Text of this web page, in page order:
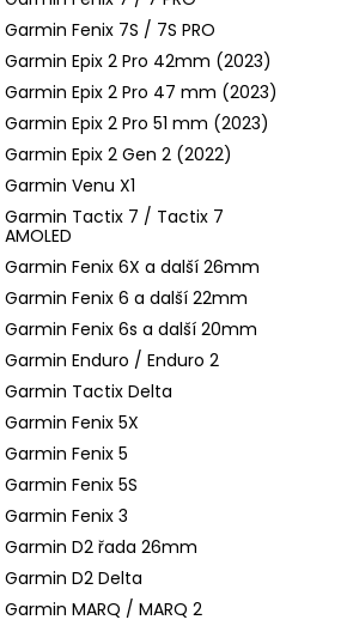
Garmin Fenix 7S / 7S PRO
Garmin Epix 2 Pro 42mm (2023)
Garmin Epix 2 Pro 47 mm (2023)
Garmin Epix 2 Pro 51 mm (2023)
Garmin Epix 2 Gen 2 (2022)
Garmin Venu X1
Garmin Tactix 7 / Tactix 7
AMOLED
Garmin Fenix 6X a další 26mm
Garmin Fenix 6 a další 22mm
Garmin Fenix 6s a další 20mm
Garmin Enduro / Enduro 2
Garmin Tactix Delta
Garmin Fenix 5X
Garmin Fenix 5
Garmin Fenix 5S
Garmin Fenix 3
Garmin D2 řada 26mm
Garmin D2 Delta
Garmin MARQ / MARQ 2